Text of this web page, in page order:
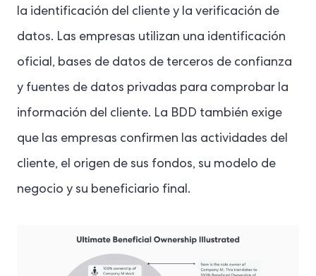
la identificación del cliente y la verificación de
datos. Las empresas utilizan una identificación
oficial, bases de datos de terceros de confianza
y fuentes de datos privadas para comprobar la
información del cliente. La BDD también exige
que las empresas confirmen las actividades del
cliente, el origen de sus fondos, su modelo de
negocio y su beneficiario final.